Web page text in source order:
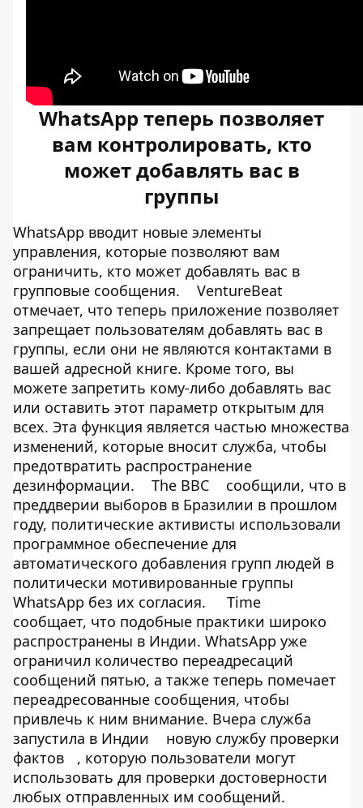
WhatsApp теперь позволяет
вам контролировать, кто
может добавлять вас в
группы
WhatsApp вводит новые элементы
управления, которые позволяют вам
ограничить, кто может добавлять вас в
групповые сообщения.
VentureBeat
отмечает, что теперь приложение позволяет
запрещает пользователям добавлять вас в
группы, если они не являются контактами в
вашей адресной книге. Кроме того, вы
можете запретить кому-либо добавлять вас
или оставить этот параметр открытым для
всех. Эта функция является частью множества
изменений, которые вносит служба, чтобы
предотвратить распространение
дезинформации.
The BBC
сообщили, что в
преддверии выборов в Бразилии в прошлом
году, политические активисты использовали
программное обеспечение для
автоматического добавления групп людей в
политически мотивированные группы
WhatsApp без их согласия.
Time
сообщает, что подобные практики широко
распространены в Индии. WhatsApp уже
ограничил количество переадресаций
сообщений пятью, а также теперь помечает
переадресованные сообщения, чтобы
привлечь к ним внимание. Вчера служба
запустила в Индии
новую службу проверки
фактов
, которую пользователи могут
использовать для проверки достоверности
любых отправленных им сообщений.